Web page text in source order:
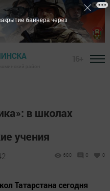
в школах
учения
680 0 0
Татарстана сегодня
баннера через